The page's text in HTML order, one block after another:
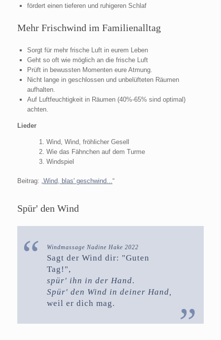
fördert einen tieferen und ruhigeren Schlaf
Mehr Frischwind im Familienalltag
Sorgt für mehr frische Luft in eurem Leben
Geht so oft wie möglich an die frische Luft
Prüft in bewussten Momenten eure Atmung.
Nicht lange in geschlossen und unbelüfteten Räumen
aufhalten.
Auf Luftfeuchtigkeit in Räumen (40%-65% sind optimal)
achten.
Lieder
Wind, Wind, fröhlicher Gesell
Wie das Fähnchen auf dem Turme
Windspiel
Beitrag: „Wind, blas' geschwind...“
Spür' den Wind
Windmassage Nadine Hake 2022
Sagt der Wind dir: "Guten
Tag!",
spür' ihn in der Hand.
Spür' den Wind in deiner Hand,
weil er dich mag.